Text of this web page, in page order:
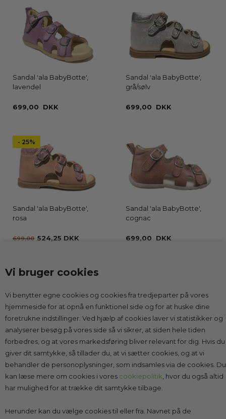
Vi bruger cookies
Vi benytter egne cookies og cookies fra tredjeparter på vores
hjemmeside for at opnå en funktionel side og for at huske dine
foretrukne indstillinger. Ved hjælp af cookies laver vi statistikker og
analyserer besøg på vores side så vi sikrer, at siden hele tiden
forbedres, og at vores markedsføring bliver relevant for dig. Hvis du
giver dit samtykke, så tillader du, at vi sætter cookies, og at vi
behandler de personoplysninger, som indsamles via de cookies. Du
kan læse mere om cookies i vores cookiepolitik, hvor du også altid
har mulighed for at trække dit samtykke tilbage.
Herunder kan du vælge cookies til eller fra. Navnet på de
Sandal 'ala BabyBotte',
lavendel
699,00 DKK
Sandal 'ala BabyBotte',
grå/sølv
699,00 DKK
- 25%
Sandal 'ala BabyBotte',
rosa
699,00 524,25 DKK
Sandal 'ala BabyBotte',
cognac
699,00 DKK
Kontakt
Godesko.dk
v/Malle & Co
Solrød Byvej 15
2680 Solrød Strand
CVR 27998623
Tlf.: 2268 7595 (Man-Fre kl. 10-14)